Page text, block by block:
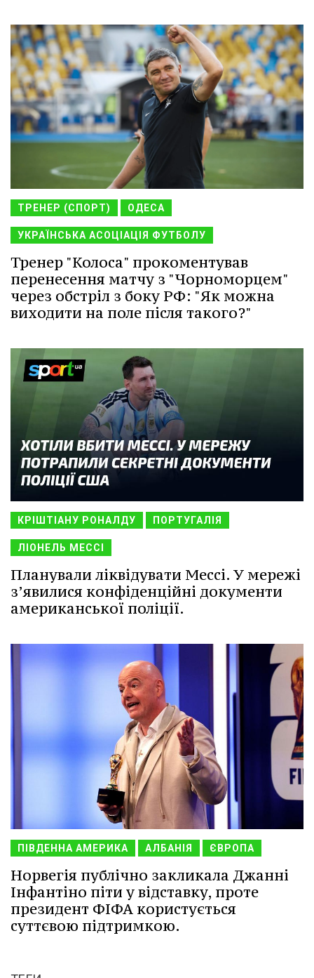
ТРЕНЕР (СПОРТ) ОДЕСА
УКРАЇНСЬКА АСОЦІАЦІЯ ФУТБОЛУ
Тренер "Колоса" прокоментував
перенесення матчу з "Чорноморцем"
через обстріл з боку РФ: "Як можна
виходити на поле після такого?"
КРІШТІАНУ РОНАЛДУ ПОРТУГАЛІЯ
ЛІОНЕЛЬ МЕССІ
Планували ліквідувати Мессі. У мережі
з’явилися конфіденційні документи
американської поліції.
ПІВДЕННА АМЕРИКА АЛБАНІЯ ЄВРОПА
Норвегія публічно закликала Джанні
Інфантіно піти у відставку, проте
президент ФІФА користується
суттєвою підтримкою.